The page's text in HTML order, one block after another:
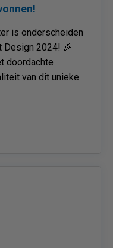
is onderscheiden
Design 2024! 🎉
doordachte
van dit unieke